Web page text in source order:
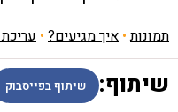
תמונות• איך מגיעים? •
שיתוף: שיתוף בפייסבוק